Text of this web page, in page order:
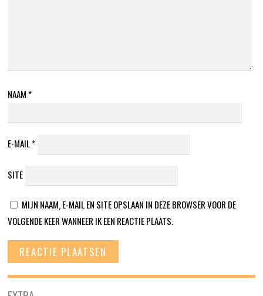
NAAM *
E-MAIL*
SITE
MIJN NAAM, E-MAIL EN SITE OPSLAAN IN DEZE BROWSER VOOR DE
VOLGENDE KEER WANNEER IK EEN REACTIE PLAATS.